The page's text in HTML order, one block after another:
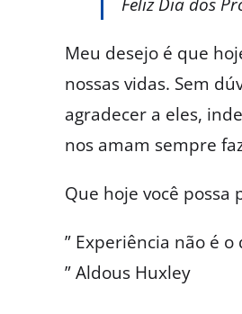
Meu desejo é que
nossas vidas. Sem
agradecer a eles,
nos amam sempre
Que hoje você
” Experiência não é
” Aldous Huxley